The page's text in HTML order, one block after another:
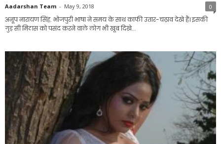
Aadarshan Team - May 9, 2018 0
अनूप नारायण सिंह. भोजपुरी भाषा ने समय के साथ काफी उतार-चढ़ाव देखे हैं। इसकी
गुड़ सी मिठास को पसंद करने वाले लोग भी खूब दिखे...